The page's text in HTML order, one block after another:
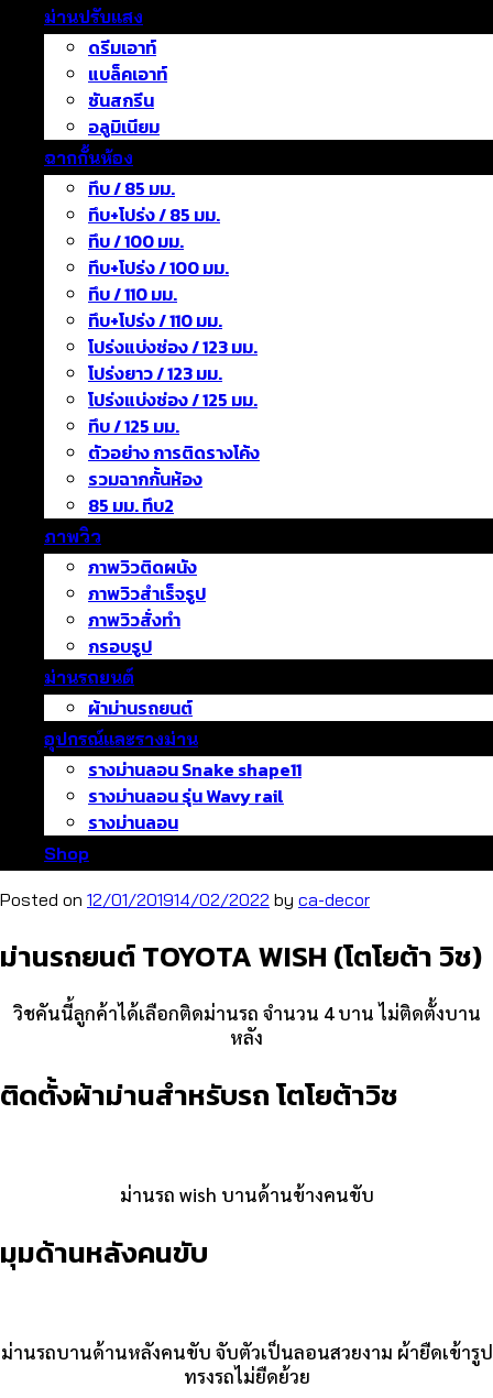
ม่านปรับแสง
ดรีมเอาท์
แบล็คเอาท์
ซันสกรีน
อลูมิเนียม
ฉากกั้นห้อง
ทึบ / 85 มม.
ทึบ+โปร่ง / 85 มม.
ทึบ / 100 มม.
ทึบ+โปร่ง / 100 มม.
ทึบ / 110 มม.
ทึบ+โปร่ง / 110 มม.
โปร่งแบ่งช่อง / 123 มม.
โปร่งยาว / 123 มม.
โปร่งแบ่งช่อง / 125 มม.
ทึบ / 125 มม.
ตัวอย่าง การติดรางโค้ง
รวมฉากกั้นห้อง
85 มม. ทึบ2
ภาพวิว
ภาพวิวติดผนัง
ภาพวิวสำเร็จรูป
ภาพวิวสั่งทำ
กรอบรูป
ม่านรถยนต์
ผ้าม่านรถยนต์
อุปกรณ์และรางม่าน
รางม่านลอน Snake shape11
รางม่านลอน รุ่น Wavy rail
รางม่านลอน
Shop
Posted on 12/01/201914/02/2022 by ca-decor
ม่านรถยนต์ TOYOTA WISH (โตโยต้า วิช)
วิชคันนี้ลูกค้าได้เลือกติดม่านรถ จำนวน 4 บาน ไม่ติดตั้งบาน
หลัง
ติดตั้งผ้าม่านสำหรับรถ โตโยต้าวิช
ม่านรถ wish บานด้านข้างคนขับ
มุมด้านหลังคนขับ
ม่านรถบานด้านหลังคนขับ จับตัวเป็นลอนสวยงาม ผ้ายืดเข้ารูป
ทรงรถไม่ยืดย้วย